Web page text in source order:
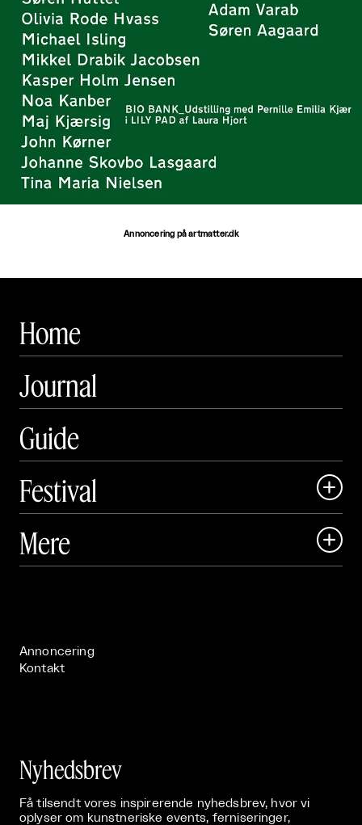
Annoncering på artmatter.dk
Home
Journal
Guide
Festival

 Art Matter Festival
Mere 
Annoncering
Kontakt
Nyhedsbrev
Få tilsendt vores inspirerende nyhedsbrev, hvor vi
oplyser om kunstneriske events, ferniseringer,